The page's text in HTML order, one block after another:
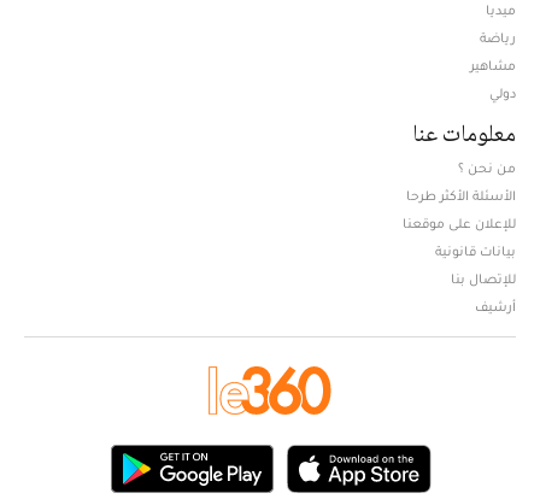
ميديا
رياضة
مشاهير
دولي
معلومات عنا
من نحن ؟
الأسئلة الأكثر طرحا
للإعلان على موقعنا
بيانات قانونية
للإتصال بنا
أرشيف